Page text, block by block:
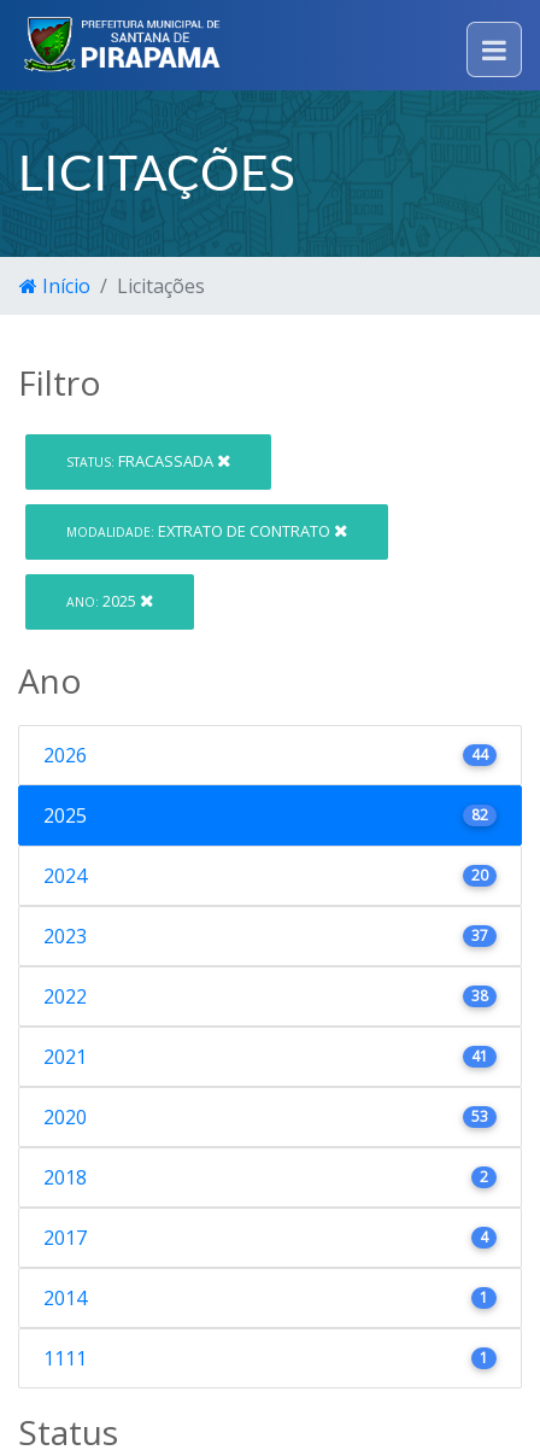
LICITAÇÕES
Início Licitações
Filtro
STATUS: FRACASSADA
MODALIDADE: EXTRATO DE CONTRATO
ANO: 2025
Ano
2026 44
2025 82
2024 20
2023 37
2022 38
2021 41
2020 53
2018 2
2017 4
2014 1
1111 1
Status